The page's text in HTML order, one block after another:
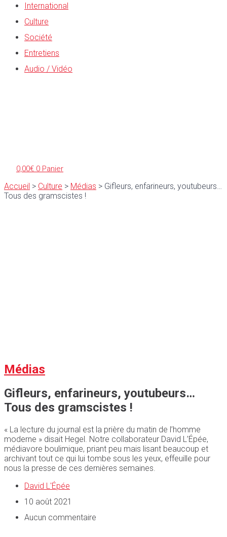
International
Culture
Société
Entretiens
Audio / Vidéo
0,00€ 0 Panier
Accueil > Culture > Médias > Gifleurs, enfarineurs, youtubeurs…
Tous des gramscistes !
Médias
Gifleurs, enfarineurs, youtubeurs…
Tous des gramscistes !
« La lecture du journal est la prière du matin de l’homme
moderne » disait Hegel. Notre collaborateur David L’Épée,
médiavore boulimique, priant peu mais lisant beaucoup et
archivant tout ce qui lui tombe sous les yeux, effeuille pour
nous la presse de ces dernières semaines.
David L'Épée
10 août 2021
Aucun commentaire